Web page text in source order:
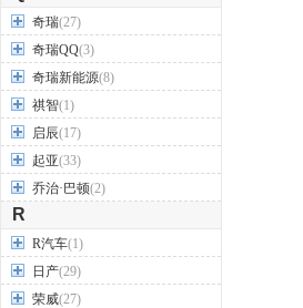
奇瑞(27)
奇瑞QQ(3)
奇瑞新能源(8)
祺智(1)
启辰(17)
起亚(33)
乔治·巴顿(2)
R
R汽车(1)
日产(29)
荣威(27)